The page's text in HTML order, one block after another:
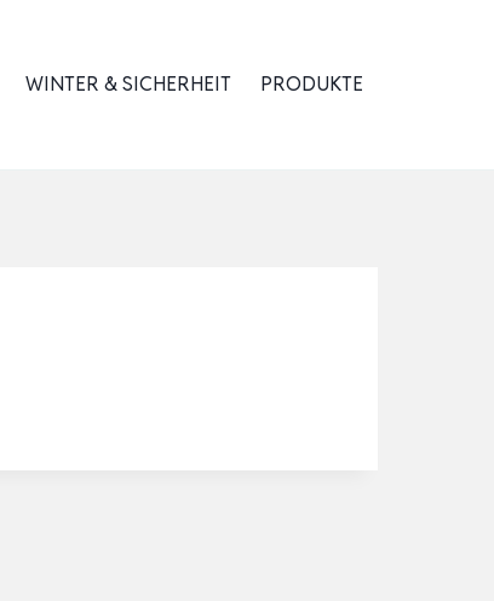
WINTER & SICHERHEIT PRODUKTE